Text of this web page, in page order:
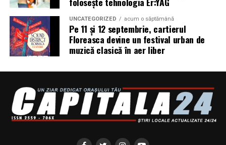
„Aleg să fiu vizibilă” se extinde în noi orașe. Sesiunile de
fotografie de brand personal și micro-interviurile cu
antreprenoare din toată România vor continua să fie
publicate pe antreprenoare.ro.
Dacă ești femeie antreprenor și vrei să fii parte din
comunitate sau din etapele viitoare ale campaniei, mai
multe informații pe antreprenoare.ro
sau la
contact@antreprenoare.ro.
UNCATEGORIZED acum o săptămână
Pe 11 și 12 septembrie, cartierul
Floreasca devine un festival urban de
muzică clasică în aer liber